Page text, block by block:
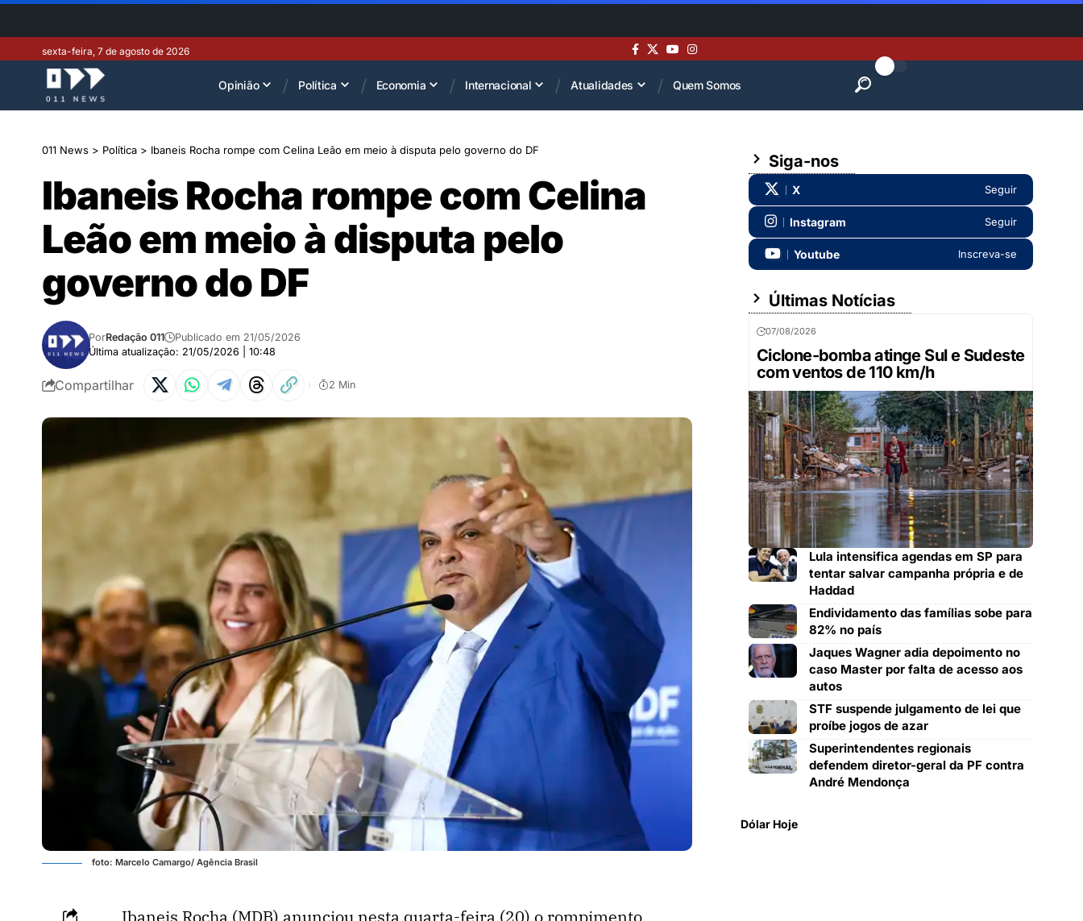
sexta-feira, 7 de agosto de 2026
Opinião Política Economia Internacional Atualidades Quem Somos
011 News > Política > Ibaneis Rocha rompe com Celina Leão em meio à disputa pelo governo do DF
Ibaneis Rocha rompe com Celina
Leão em meio à disputa pelo
governo do DF
Última atualização: 21/05/2026 | 10:48
PorRedação 011 Publicado em 21/05/2026
Compartilhar 2 Min
foto: Marcelo Camargo/ Agência Brasil
Ibaneis Rocha (MDB) anunciou nesta quarta-feira (20) o rompimento
Siga-nos
X Seguir
Instagram Seguir
Youtube Inscreva-se
Últimas Notícias
07/08/2026
Ciclone-bomba atinge Sul e Sudeste
com ventos de 110 km/h
Lula intensifica agendas em SP para
tentar salvar campanha própria e de
Haddad
Endividamento das famílias sobe para
82% no país
Jaques Wagner adia depoimento no
caso Master por falta de acesso aos
autos
STF suspende julgamento de lei que
proíbe jogos de azar
Superintendentes regionais
defendem diretor-geral da PF contra
André Mendonça
Dólar Hoje